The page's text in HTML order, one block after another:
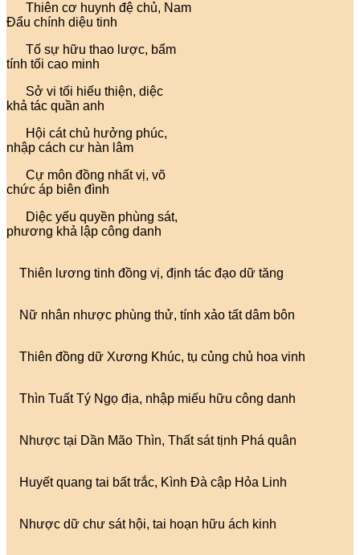
Thiên cơ huynh đệ chủ, Nam
Đẩu chính diệu tinh
Tố sự hữu thao lược, bẩm
tính tối cao minh
Sở vi tối hiếu thiện, diệc
khả tác quần anh
Hội cát chủ hưởng phúc,
nhập cách cư hàn lâm
Cự môn đồng nhất vị, võ
chức áp biên đình
Diệc yếu quyền phùng sát,
phương khả lập công danh
Thiên lương tinh đồng vị, định tác đạo dữ tăng
Nữ nhân nhược phùng thử, tính xảo tất dâm bôn
Thiên đồng dữ Xương Khúc, tụ củng chủ hoa vinh
Thìn Tuất Tý Ngọ địa, nhập miếu hữu công danh
Nhược tại Dần Mão Thìn, Thất sát tịnh Phá quân
Huyết quang tai bất trắc, Kình Đà cập Hỏa Linh
Nhược dữ chư sát hội, tai hoạn hữu ách kinh